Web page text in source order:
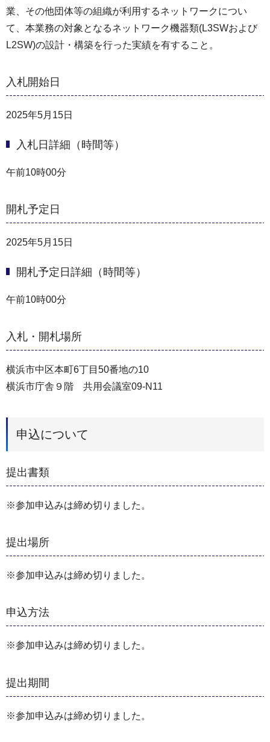
業、その他団体等の組織が利用するネットワークについ
て、本業務の対象となるネットワーク機器類(L3SWおよび
L2SW)の設計・構築を行った実績を有すること。
入札開始日
2025年5月15日
入札日詳細（時間等）
午前10時00分
開札予定日
2025年5月15日
開札予定日詳細（時間等）
午前10時00分
入札・開札場所
横浜市中区本町6丁目50番地の10
横浜市庁舎９階 共用会議室09-N11
申込について
提出書類
※参加申込みは締め切りました。
提出場所
※参加申込みは締め切りました。
申込方法
※参加申込みは締め切りました。
提出期間
※参加申込みは締め切りました。